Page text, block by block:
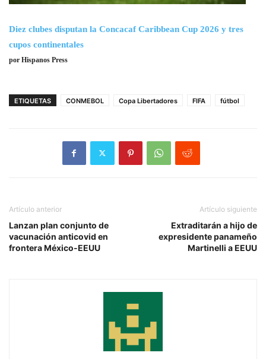
Diez clubes disputan la Concacaf Caribbean Cup 2026 y tres
cupos continentales
por Hispanos Press
ETIQUETAS CONMEBOL Copa Libertadores FIFA fútbol
Artículo anterior
Lanzan plan conjunto de
vacunación anticovid en
frontera México-EEUU
Artículo siguiente
Extraditarán a hijo de
expresidente panameño
Martinelli a EEUU